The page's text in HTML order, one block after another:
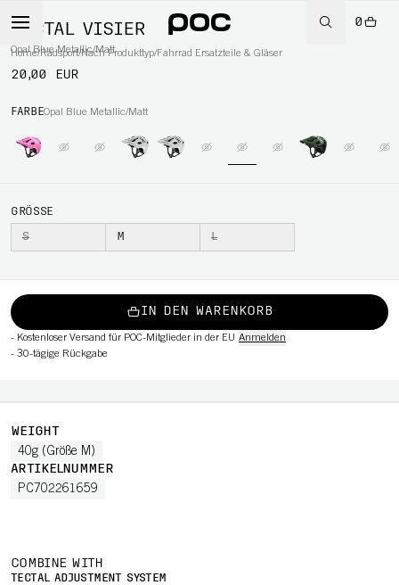
0
Home/Radsport/Nach Produkttyp/Fahrrad Ersatzteile & Gläser
TECTAL VISIER
Opal Blue Metallic/Matt
20,00 EUR
FARBEOpal Blue Metallic/Matt
GRÖSSE
S M L
IN DEN WARENKORB
- Kostenloser Versand für POC-Mitglieder in der EU Anmelden
- 30-tägige Rückgabe
WEIGHT
40g (Größe M)
ARTIKELNUMMER
PC702261659
COMBINE WITH
TECTAL ADJUSTMENT SYSTEM